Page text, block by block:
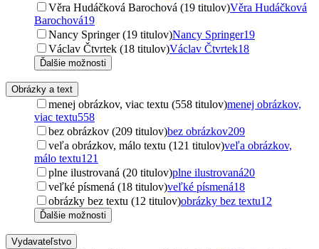
Věra Hudáčková Barochová (19 titulov)Věra Hudáčková
Barochová19
Nancy Springer (19 titulov)Nancy Springer19
Václav Čtvrtek (18 titulov)Václav Čtvrtek18
Ďalšie možnosti
Obrázky a text
menej obrázkov, viac textu (558 titulov)menej obrázkov,
viac textu558
bez obrázkov (209 titulov)bez obrázkov209
veľa obrázkov, málo textu (121 titulov)veľa obrázkov,
málo textu121
plne ilustrovaná (20 titulov)plne ilustrovaná20
veľké písmená (18 titulov)veľké písmená18
obrázky bez textu (12 titulov)obrázky bez textu12
Ďalšie možnosti
Vydavateľstvo